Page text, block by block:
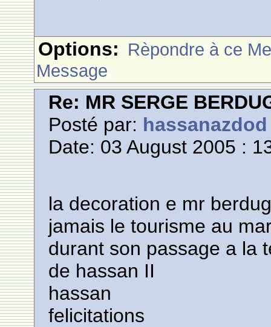
Options: Rèpondre à ce
Message
Re: MR SERGE
Posté par: hassanazdod
Date: 03 August 2005 :
la decoration e mr
jamais le tourisme au
durant son passage a la
de hassan II
hassan
felicitations